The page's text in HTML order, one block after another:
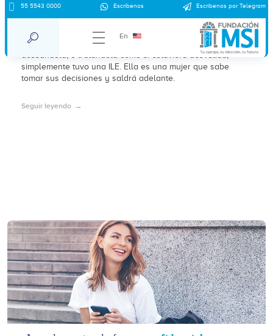
55 5543 0000 Escríbenos Escríbenos por Telegram
En
Acompañante de aborto seguro
No es necesario que estés encima de tu amiga, ni
acosándola, o tratándola como si estuviera desvalida,
simplemente tuvo una ILE. Ella es una mujer que sabe
tomar sus decisiones y saldrá adelante.
Seguir leyendo